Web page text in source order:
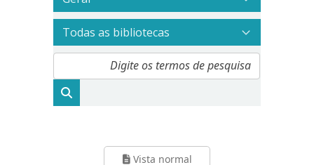
Vista normal